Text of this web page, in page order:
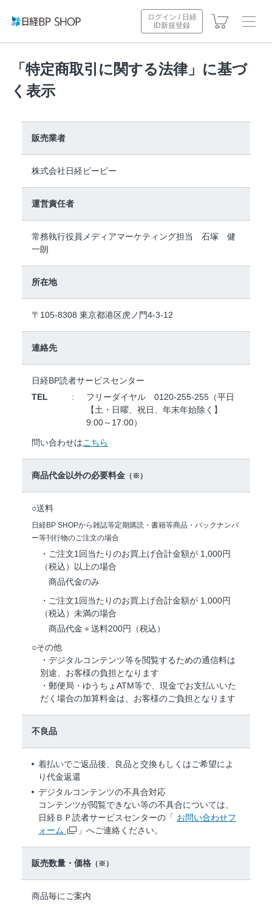
ログイン / 日経
ID新規登録
「特定商取引に関する法律」に基づ
く表示
販売業者
株式会社日経ビーピー
運営責任者
常務執行役員メディアマーケティング担当 石塚 健
一朗
所在地
〒105-8308 東京都港区虎ノ門4-3-12
連絡先
日経BP読者サービスセンター
TEL
フリーダイヤル 0120-255-255（平日
【土・日曜、祝日、年末年始除く】
9:00～17:00）
問い合わせはこちら
商品代金以外の必要料金 （※）
○送料
日経BP SHOPから雑誌等定期購読・書籍等商品・バックナンバ
ー等刊行物のご注文の場合
・ご注文1回当たりのお買上げ合計金額が 1,000円
（税込）以上の場合
商品代金のみ
・ご注文1回当たりのお買上げ合計金額が 1,000円
（税込）未満の場合
商品代金＋送料200円（税込）
○その他
・デジタルコンテンツ等を閲覧するための通信料は
別途、お客様の負担となります
・郵便局・ゆうちょATM等で、現金でお支払いいた
だく場合の加算料金は、お客様のご負担となります
不良品
着払いでご返品後、良品と交換もしくはご希望によ
り代金返還
デジタルコンテンツの不具合対応
コンテンツが閲覧できない等の不具合については、
日経ＢＰ読者サービスセンターの「 お問い合わせフ
ォーム
」へご連絡ください。
販売数量・価格 （※）
商品毎にご案内